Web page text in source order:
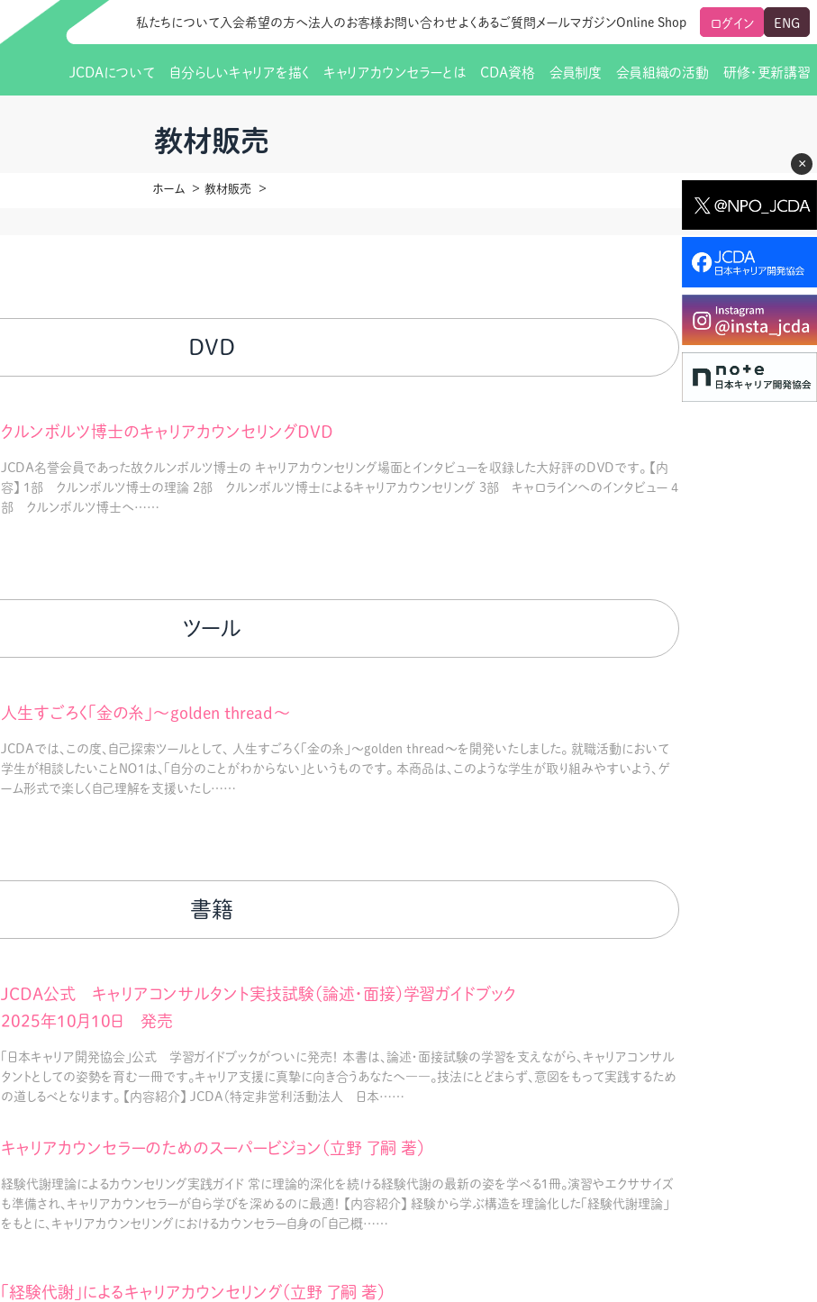
×
私たちについて 入会希望の方へ法人のお客様お問い合わせよくあるご質問 メールマガジンOnline Shop ログイン ENG
JCDAについて
JCDAのビジョン
人生すごろく金の糸
自分らしいキャリアを描く キャリアカウンセラーとは CDA資格 会員制度
入会のご案内
実践の場 賠償保険金制度 法人会員企業
会員組織の活動
支部のご紹介
研究会・啓発交流会の活動報告
研修・更新講習
研修情報（お知らせ）
（更新講習・スキルアップ）
必要書類ダウンロード（ピアトレ）
指導者を目指すための研修 スーパービジョン
ピアファシリテーター紹介
教材販売
ホーム 教材販売
DVD
クルンボルツ博士のキャリアカウンセリングDVD
ＪＣＤＡ名誉会員であった故クルンボルツ博士の キャリアカウンセリング場面とインタビューを収録した大好評のＤＶＤです。 【内
容】 1部 クルンボルツ博士の理論 2部 クルンボルツ博士によるキャリアカウンセリング 3部 キャロラインへのインタビュー 4
部 クルンボルツ博士へ……
ツール
人生すごろく「金の糸」～golden thread～
JCDAでは、この度、自己探索ツールとして、 人生すごろく「金の糸」～golden thread～を開発いたしました。 就職活動において
学生が相談したいことＮＯ1は、「自分のことがわからない」というものです。 本商品は、このような学生が取り組みやすいよう、ゲ
ーム形式で楽しく自己理解を支援いたし……
書籍
JCDA公式 キャリアコンサルタント実技試験（論述・面接）学習ガイドブック
2025年10月10日 発売
「日本キャリア開発協会」公式 学習ガイドブックがついに発売！ 本書は、論述・面接試験の学習を支えながら、キャリアコンサル
タントとしての姿勢を育む一冊です。キャリア支援に真摯に向き合うあなたへ――。技法にとどまらず、意図をもって実践するため
の道しるべとなります。 【内容紹介】 JCDA（特定非営利活動法人 日本……
キャリアカウンセラーのためのスーパービジョン（立野 了嗣 著）
経験代謝理論によるカウンセリング実践ガイド 常に理論的深化を続ける経験代謝の最新の姿を学べる１冊。演習やエクササイズ
も準備され、キャリアカウンセラーが自ら学びを深めるのに最適！ 【内容紹介】 経験から学ぶ構造を理論化した「経験代謝理論」
をもとに、キャリアカウンセリングにおけるカウンセラー自身の「自己概……
「経験代謝」によるキャリアカウンセリング（立野 了嗣 著）